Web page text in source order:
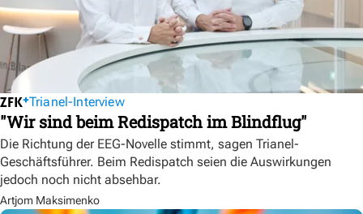
Trianel-Interview
"Wir sind beim Redispatch im Blindflug"
Die Richtung der EEG-Novelle stimmt, sagen Trianel-
Geschäftsführer. Beim Redispatch seien die Auswirkungen
jedoch noch nicht absehbar.
Artjom Maksimenko